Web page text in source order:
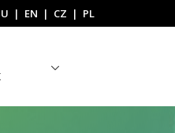
| EN | CZ | PL